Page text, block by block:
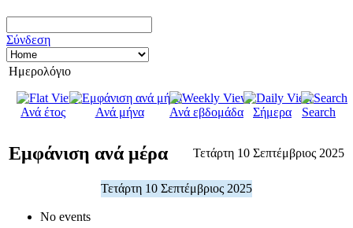
Σύνδεση
Ημερολόγιο
Ανά έτος Ανά μήνα Ανά εβδομάδα Σήμερα Search
Εμφάνιση ανά μέρα Τετάρτη 10 Σεπτέμβριος 2025
Τετάρτη 10 Σεπτέμβριος 2025
No events